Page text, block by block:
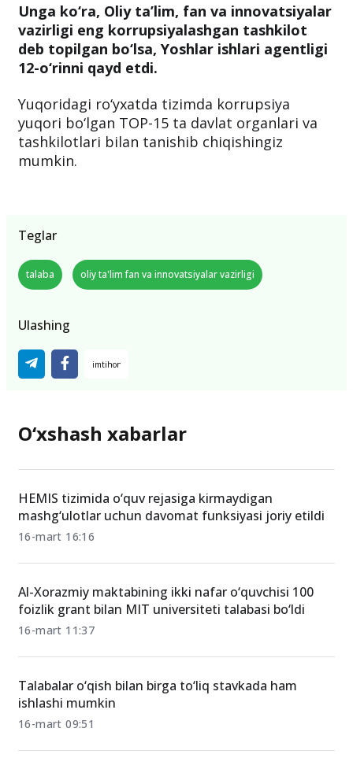
Unga ko‘ra, Oliy ta’lim, fan va innovatsiyalar
vazirligi eng korrupsiyalashgan tashkilot
deb topilgan bo‘lsa, Yoshlar ishlari agentligi
12-o‘rinni qayd etdi.
Yuqoridagi ro‘yxatda tizimda korrupsiya
yuqori bo‘lgan TOP-15 ta davlat organlari va
tashkilotlari bilan tanishib chiqishingiz
mumkin.
Teglar
talaba oliy ta'lim fan va innovatsiyalar vazirligi
Ulashing
O‘xshash xabarlar
HEMIS tizimida o‘quv rejasiga kirmaydigan
mashg‘ulotlar uchun davomat funksiyasi joriy etildi
16-mart 16:16
Al-Xorazmiy maktabining ikki nafar o‘quvchisi 100
foizlik grant bilan MIT universiteti talabasi bo‘ldi
16-mart 11:37
Talabalar o‘qish bilan birga to‘liq stavkada ham
ishlashi mumkin
16-mart 09:51